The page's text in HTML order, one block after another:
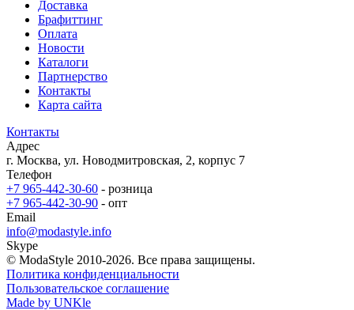
Доставка
Брафиттинг
Оплата
Новости
Каталоги
Партнерство
Контакты
Карта сайта
Контакты
Адрес
г. Москва, ул. Новодмитровская, 2, корпус 7
Телефон
+7 965-442-30-60 - розница
+7 965-442-30-90 - опт
Email
info@modastyle.info
Skype
© ModaStyle 2010-2026. Все права защищены.
Политика конфиденциальности
Пользовательское соглашение
Made by UNKle